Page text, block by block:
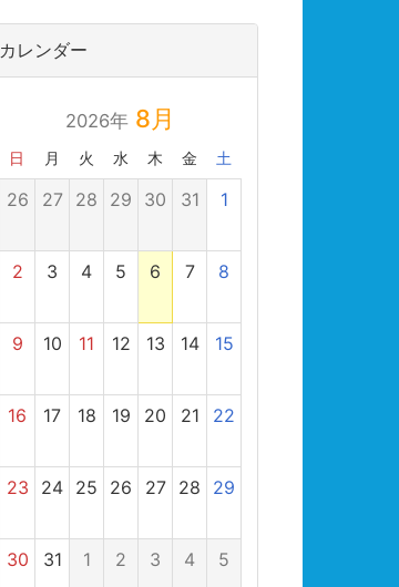
カレンダー
2026年8月
日 月 火 水 木 金 土
26 27 28 29 30 31 1
2 3 4 5 6 7 8
9 10 11 12 13 14 15
16 17 18 19 20 21 22
23 24 25 26 27 28 29
30 31 1 2 3 4 5